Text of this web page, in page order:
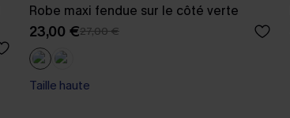
Robe maxi fendue sur le côté verte
23,00 €27,00 €
Taille haute